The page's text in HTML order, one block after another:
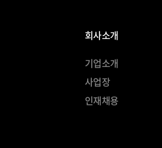
회사소개
기업소개
사업장
인재채용